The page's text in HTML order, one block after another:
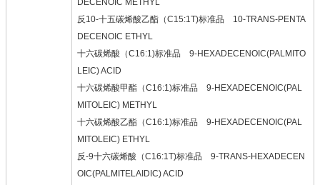
DECENOIC METHYL
反10-十五碳烯酸乙酯（C15:1T)标准品 10-TRANS-PENTA
DECENOIC ETHYL
十六碳烯酸（C16:1)标准品 9-HEXADECENOIC(PALMITO
LEIC) ACID
十六碳烯酸甲酯（C16:1)标准品 9-HEXADECENOIC(PAL
MITOLEIC) METHYL
十六碳烯酸乙酯（C16:1)标准品 9-HEXADECENOIC(PAL
MITOLEIC) ETHYL
反-9十六碳烯酸（C16:1T)标准品 9-TRANS-HEXADECEN
OIC(PALMITELAIDIC) ACID